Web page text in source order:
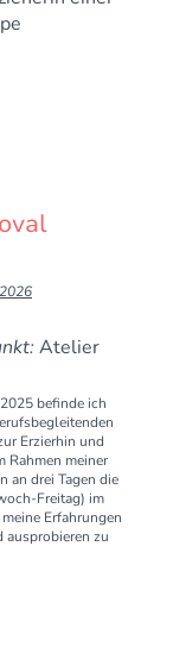
Atelier
befinde ich
Erzierhin und
Rahmen meiner
an drei Tagen die
Freitag) im
Erfahrungen
ausprobieren zu